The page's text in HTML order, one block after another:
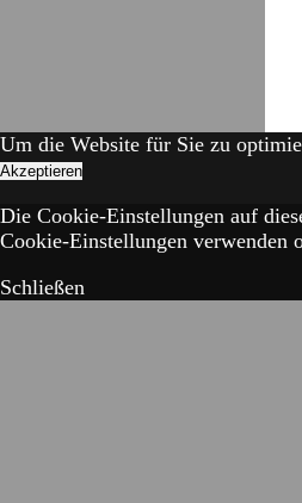
Um die Website für Sie zu
Akzeptieren
Die Cookie-Einstellungen auf
Cookie-Einstellungen verwenden
Schließen